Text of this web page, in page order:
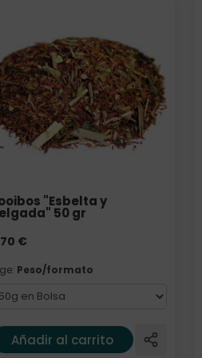
"Esbelta y
50 gr
€
Peso/formato
Añadir al carrito